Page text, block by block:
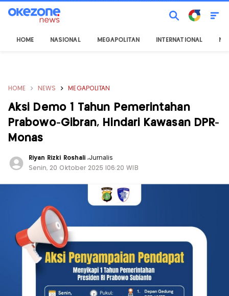
HOME NASIONAL MEGAPOLITAN INTERNATIONAL
HOME NEWS MEGAPOLITAN
Aksi Demo 1 Tahun Pemerintahan
Prabowo-Gibran, Hindari Kawasan DPR-
Monas
Riyan Rizki Roshali ,Jurnalis
Senin, 20 Oktober 2025 |06:20 WIB